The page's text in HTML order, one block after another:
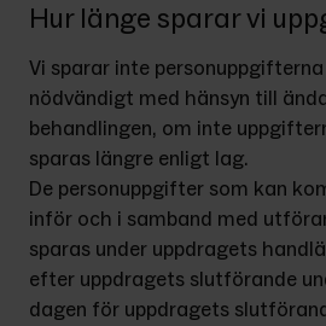
Hur länge sparar vi
Vi sparar inte
nödvändigt med hänsyn till
behandlingen, om inte
sparas längre enligt lag.
De personuppgifter som kan
inför och i samband med
sparas under uppdragets
efter uppdragets slutförande
dagen för uppdragets